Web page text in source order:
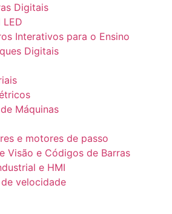
Digitais
LED
Interativos para o Ensino
Digitais
Máquinas
e motores de passo
Visão e Códigos de Barras
e HMI
velocidade